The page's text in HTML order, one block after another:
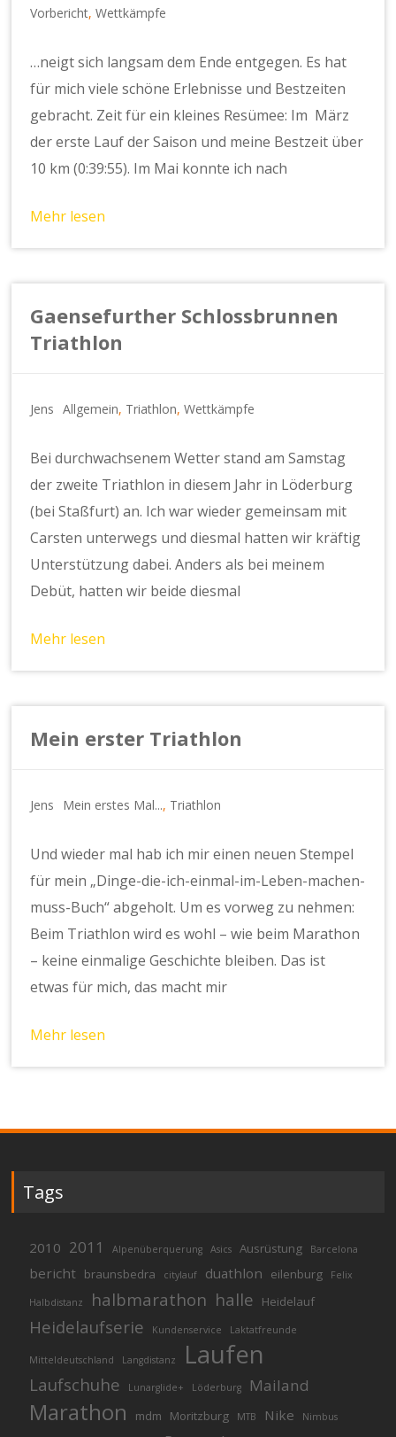
Vorbericht,Wettkämpfe
…neigt sich langsam dem Ende entgegen. Es hat
für mich viele schöne Erlebnisse und Bestzeiten
gebracht. Zeit für ein kleines Resümee: Im März
der erste Lauf der Saison und meine Bestzeit über
10 km (0:39:55). Im Mai konnte ich nach
Mehr lesen
Gaensefurther Schlossbrunnen
Triathlon
Jens Allgemein, Triathlon,Wettkämpfe
Bei durchwachsenem Wetter stand am Samstag
der zweite Triathlon in diesem Jahr in Löderburg
(bei Staßfurt) an. Ich war wieder gemeinsam mit
Carsten unterwegs und diesmal hatten wir kräftig
Unterstützung dabei. Anders als bei meinem
Debüt, hatten wir beide diesmal
Mehr lesen
Mein erster Triathlon
Jens Mein erstes Mal..., Triathlon
Und wieder mal hab ich mir einen neuen Stempel
für mein „Dinge-die-ich-einmal-im-Leben-machen-
muss-Buch“ abgeholt. Um es vorweg zu nehmen:
Beim Triathlon wird es wohl – wie beim Marathon
– keine einmalige Geschichte bleiben. Das ist
etwas für mich, das macht mir
Mehr lesen
Tags
2010 2011 Alpenüberquerung Asics Ausrüstung Barcelona
bericht braunsbedra citylauf duathlon eilenburg Felix
Halbdistanz halbmarathon halle Heidelauf
Heidelaufserie Kundenservice Laktatfreunde
Mitteldeutschland Langdistanz Laufen
Laufschuhe Lunarglide+ Löderburg Mailand
Marathon mdm Moritzburg MTB Nike Nimbus